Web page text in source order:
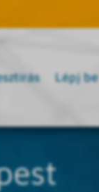
Lépj be